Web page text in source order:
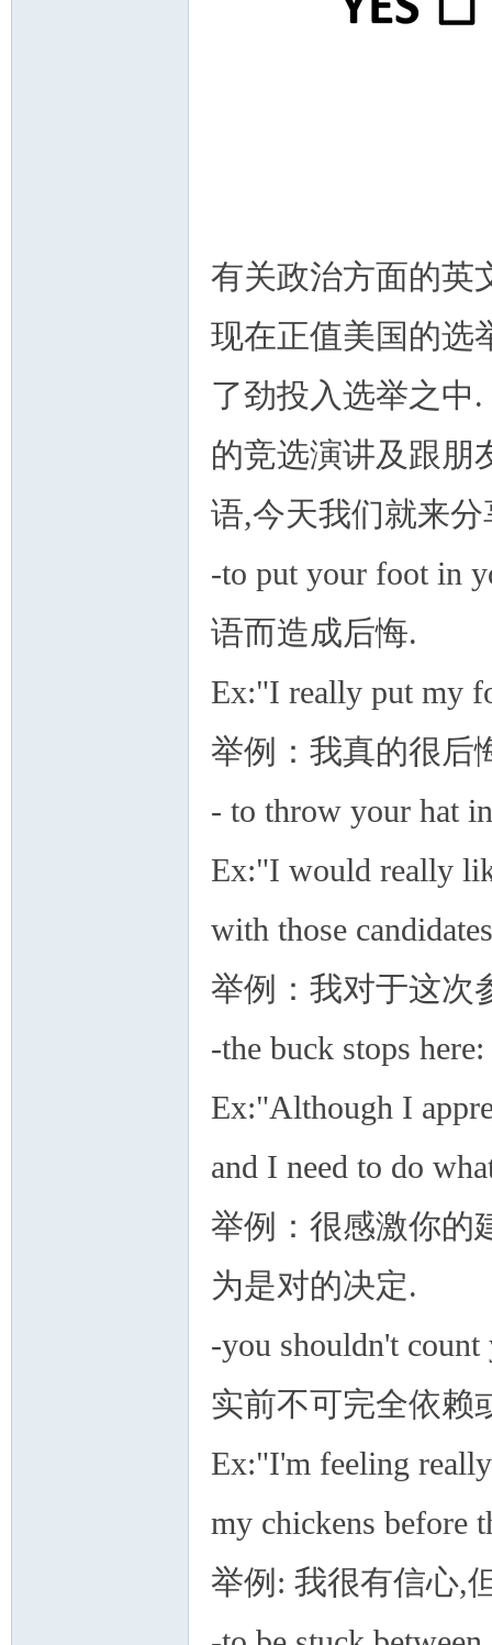
有关政治方面的英
现在正值美国的选
了劲投入选举之中
的竞选演讲及跟朋
语,今天我们就来
-to put your foot in
语而造成后悔.
Ex:"I really put my
举例：我真的很后
- to throw your hat
Ex:"I would really
with those
举例：我对于这次
-the buck stops
Ex:"Although I
and I need to do
举例：很感激你的
为是对的决定.
-you shouldn't
实前不可完全依赖
Ex:"I'm feeling
my chickens before
举例: 我很有信心,